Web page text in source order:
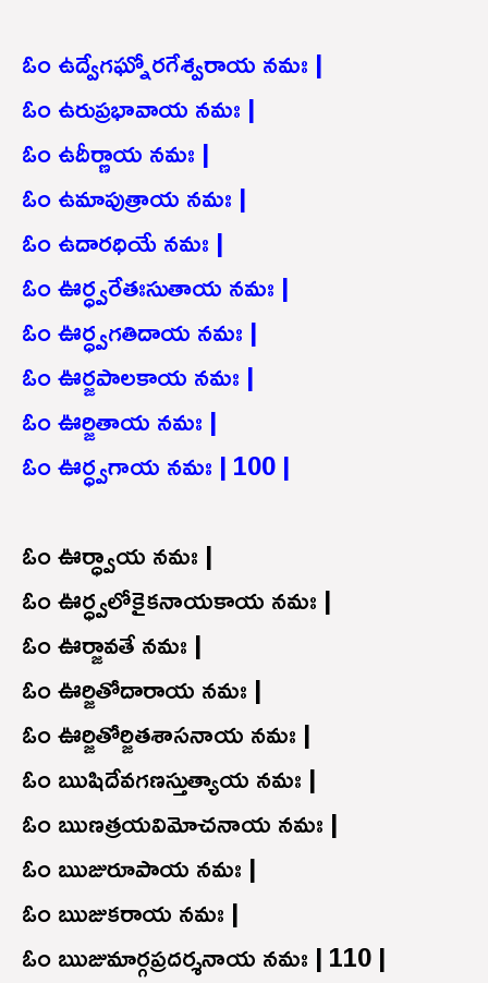
ఓం ఉద్వేగఘ్నోరగేశ్వరాయ నమః |
ఓం ఉరుప్రభావాయ నమః |
ఓం ఉదీర్ణాయ నమః |
ఓం ఉమాపుత్రాయ నమః |
ఓం ఉదారధియే నమః |
ఓం ఊర్ధ్వరేతఃసుతాయ నమః |
ఓం ఊర్ధ్వగతిదాయ నమః |
ఓం ఊర్జపాలకాయ నమః |
ఓం ఊర్జితాయ నమః |
ఓం ఊర్ధ్వగాయ నమః | 100 |
ఓం ఊర్ధ్వాయ నమః |
ఓం ఊర్ధ్వలోకైకనాయకాయ నమః |
ఓం ఊర్జావతే నమః |
ఓం ఊర్జితోదారాయ నమః |
ఓం ఊర్జితోర్జితశాసనాయ నమః |
ఓం ఋషిదేవగణస్తుత్యాయ నమః |
ఓం ఋణత్రయవిమోచనాయ నమః |
ఓం ఋజురూపాయ నమః |
ఓం ఋజుకరాయ నమః |
ఓం ఋజుమార్గప్రదర్శనాయ నమః | 110 |